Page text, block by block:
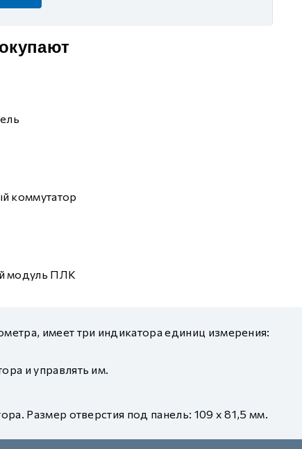
коммутатор
модуль ПЛК
имеет три индикатора единиц измерения:
и управлять им.
Размер отверстия под панель: 109 х 81,5 мм.